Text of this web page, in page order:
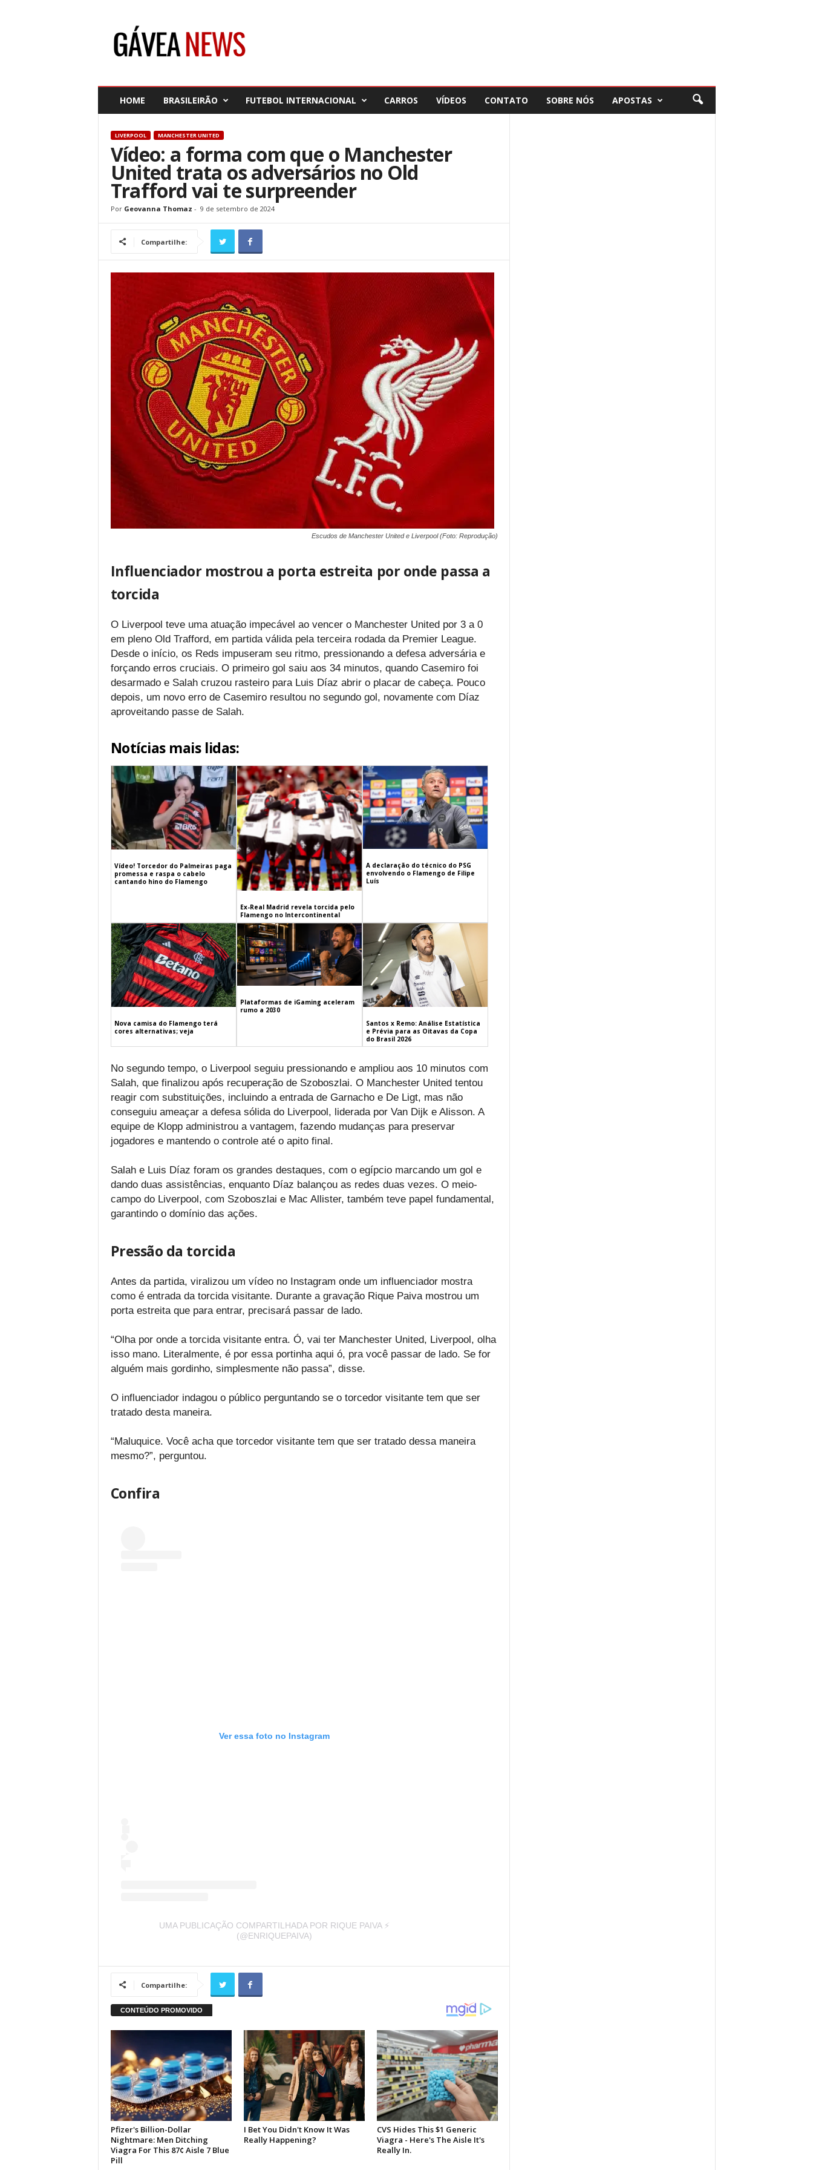
HOME BRASILEIRÃO FUTEBOL INTERNACIONAL CARROS VÍDEOS CONTATO SOBRE NÓS APOSTAS
LIVERPOOL MANCHESTER UNITED
Vídeo: a forma com que o Manchester
United trata os adversários no Old
Trafford vai te surpreender
Por Geovanna Thomaz - 9 de setembro de 2024
Compartilhe:
Escudos de Manchester United e Liverpool (Foto: Reprodução)
Influenciador mostrou a porta estreita por onde passa a
torcida
O Liverpool teve uma atuação impecável ao vencer o Manchester United por 3 a 0
em pleno Old Trafford, em partida válida pela terceira rodada da Premier League.
Desde o início, os Reds impuseram seu ritmo, pressionando a defesa adversária e
forçando erros cruciais. O primeiro gol saiu aos 34 minutos, quando Casemiro foi
desarmado e Salah cruzou rasteiro para Luis Díaz abrir o placar de cabeça. Pouco
depois, um novo erro de Casemiro resultou no segundo gol, novamente com Díaz
aproveitando passe de Salah.
Notícias mais lidas:
Vídeo! Torcedor do Palmeiras paga
promessa e raspa o cabelo
cantando hino do Flamengo
Ex-Real Madrid revela torcida pelo
Flamengo no Intercontinental
A declaração do técnico do PSG
envolvendo o Flamengo de Filipe
Luís
Nova camisa do Flamengo terá
cores alternativas; veja
Plataformas de iGaming aceleram
rumo a 2030
Santos x Remo: Análise Estatística
e Prévia para as Oitavas da Copa
do Brasil 2026
No segundo tempo, o Liverpool seguiu pressionando e ampliou aos 10 minutos com
Salah, que finalizou após recuperação de Szoboszlai. O Manchester United tentou
reagir com substituições, incluindo a entrada de Garnacho e De Ligt, mas não
conseguiu ameaçar a defesa sólida do Liverpool, liderada por Van Dijk e Alisson. A
equipe de Klopp administrou a vantagem, fazendo mudanças para preservar
jogadores e mantendo o controle até o apito final.
Salah e Luis Díaz foram os grandes destaques, com o egípcio marcando um gol e
dando duas assistências, enquanto Díaz balançou as redes duas vezes. O meio-
campo do Liverpool, com Szoboszlai e Mac Allister, também teve papel fundamental,
garantindo o domínio das ações.
Pressão da torcida
Antes da partida, viralizou um vídeo no Instagram onde um influenciador mostra
como é entrada da torcida visitante. Durante a gravação Rique Paiva mostrou um
porta estreita que para entrar, precisará passar de lado.
“Olha por onde a torcida visitante entra. Ó, vai ter Manchester United, Liverpool, olha
isso mano. Literalmente, é por essa portinha aqui ó, pra você passar de lado. Se for
alguém mais gordinho, simplesmente não passa”, disse.
O influenciador indagou o público perguntando se o torcedor visitante tem que ser
tratado desta maneira.
“Maluquice. Você acha que torcedor visitante tem que ser tratado dessa maneira
mesmo?”, perguntou.
Confira
Ver essa foto no Instagram
UMA PUBLICAÇÃO COMPARTILHADA POR RIQUE PAIVA ⚡️
(@ENRIQUEPAIVA)
Compartilhe: